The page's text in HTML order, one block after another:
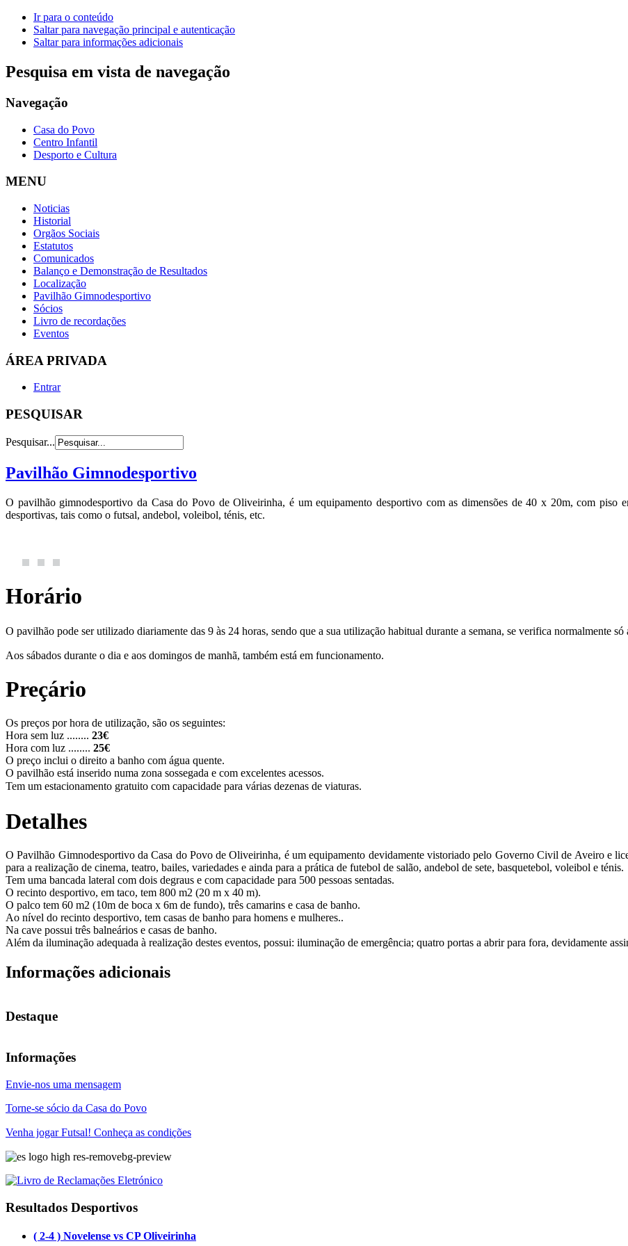
Ir para o conteúdo
Saltar para navegação principal e autenticação
Saltar para informações adicionais
Pesquisa em vista de navegação
Navegação
Casa do Povo
Centro Infantil
Desporto e Cultura
MENU
Noticias
Historial
Orgãos Sociais
Estatutos
Comunicados
Balanço e Demonstração de Resultados
Localização
Pavilhão Gimnodesportivo
Sócios
Livro de recordações
Eventos
ÁREA PRIVADA
Entrar
PESQUISAR
Pesquisar...
Pavilhão Gimnodesportivo
O pavilhão gimnodesportivo da Casa do Povo de Oliveirinha, é um equipamento desportivo com as dimensões de 40 x 20m, com piso
desportivas, tais como o futsal, andebol, voleibol, ténis, etc.
Horário
O pavilhão pode ser utilizado diariamente das 9 às 24 horas, sendo que a sua utilização habitual durante a semana, se verifica normalmente
Aos sábados durante o dia e aos domingos de manhã, também está em funcionamento.
Preçário
Os preços por hora de utilização, são os seguintes:
Hora sem luz ........ 23€
Hora com luz ........ 25€
O preço inclui o direito a banho com água quente.
O pavilhão está inserido numa zona sossegada e com excelentes acessos.
Tem um estacionamento gratuito com capacidade para várias dezenas de viaturas.
Detalhes
O Pavilhão Gimnodesportivo da Casa do Povo de Oliveirinha, é um equipamento devidamente vistoriado pelo Governo Civil de Aveiro e
para a realização de cinema, teatro, bailes, variedades e ainda para a prática de futebol de salão, andebol de sete, basquetebol, voleibol e ténis.
Tem uma bancada lateral com dois degraus e com capacidade para 500 pessoas sentadas.
O recinto desportivo, em taco, tem 800 m2 (20 m x 40 m).
O palco tem 60 m2 (10m de boca x 6m de fundo), três camarins e casa de banho.
Ao nível do recinto desportivo, tem casas de banho para homens e mulheres..
Na cave possui três balneários e casas de banho.
Além da iluminação adequada à realização destes eventos, possui: iluminação de emergência; quatro portas a abrir para fora, devidamente
Informações adicionais
Destaque
Informações
Envie-nos uma mensagem
Torne-se sócio da Casa do Povo
Venha jogar Futsal! Conheça as condições
Resultados Desportivos
( 2-4 ) Novelense vs CP Oliveirinha